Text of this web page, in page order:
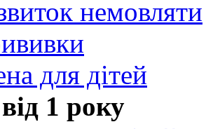
немовляти
для дітей
1 року